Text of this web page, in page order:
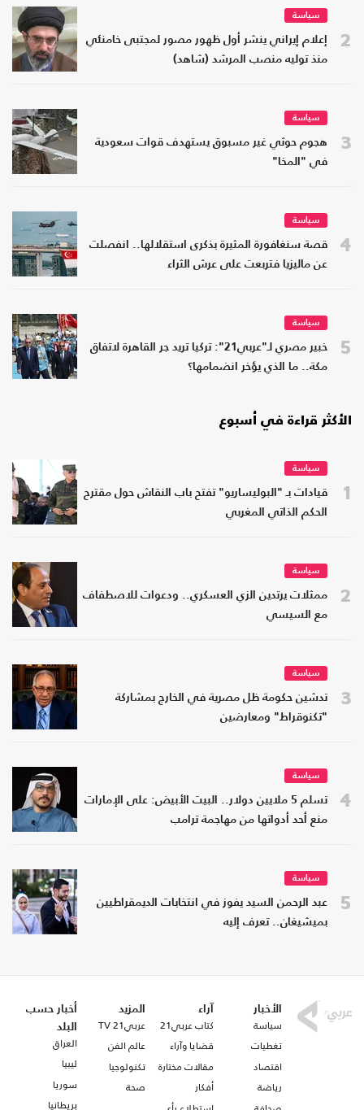
2
سياسة
إعلام إيراني ينشر أول ظهور مصور لمجتبى خامنئي
منذ توليه منصب المرشد (شاهد)
3
سياسة
هجوم حوثي غير مسبوق يستهدف قوات سعودية
في "المخا"
4
سياسة
قصة سنغافورة المثيرة بذكرى استقلالها.. انفصلت
عن ماليزيا فتربعت على عرش الثراء
5
سياسة
خبير مصري لـ"عربي21": تركيا تريد جر القاهرة لاتفاق
مكة.. ما الذي يؤخر انضمامها؟
الأكثر قراءة في أسبوع
1
سياسة
قيادات بـ "البوليساريو" تفتح باب النقاش حول مقترح
الحكم الذاتي المغربي
2
سياسة
ممثلات يرتدين الزي العسكري.. ودعوات للاصطفاف
مع السيسي
3
سياسة
تدشين حكومة ظل مصرية في الخارج بمشاركة
"تكنوقراط" ومعارضين
4
سياسة
تسلم 5 ملايين دولار.. البيت الأبيض: على الإمارات
منع أحد أدواتها من مهاجمة ترامب
5
سياسة
عبد الرحمن السيد يفوز في انتخابات الديمقراطيين
بميشيغان.. تعرف إليه
الأخبار
سياسة
تغطيات
اقتصاد
رياضة
آراء
كتاب عربي21
قضايا وآراء
مقالات مختارة
أفكار
المزيد
عربي21 TV
عالم الفن
تكنولوجيا
صحة
أخبار حسب
البلد
العراق
ليبيا
سوريا
بريطانيا